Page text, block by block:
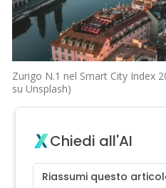
Zurigo N.1 nel Smart City Index
su Unsplash)
Chiedi all'AI
Riassumi questo